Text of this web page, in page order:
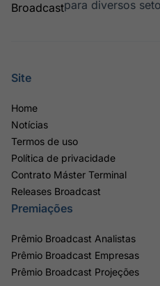
para diversos
Site
Home
Notícias
Termos de uso
Política de privacidade
Contrato Máster Terminal
Releases Broadcast
Premiações
Prêmio Broadcast Analistas
Prêmio Broadcast Empresas
Prêmio Broadcast Projeções